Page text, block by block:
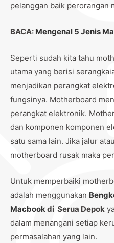
pelanggan baik perorangan
BACA: Mengenal 5 Jenis
Seperti sudah kita tahu
utama yang berisi
menjadikan perangkat
fungsinya. Motherboard
perangkat elektronik.
dan komponen komponen
satu sama lain. Jika jalur
motherboard rusak maka
Untuk memperbaiki
adalah menggunakan
Macbookdi Serua Depok
dalam menangani setiap
permasalahan yang lain.